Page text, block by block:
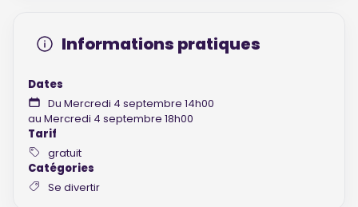
Informations pratiques
Dates
Du Mercredi 4 septembre 14h00
au Mercredi 4 septembre 18h00
Tarif
gratuit
Catégories
Se divertir